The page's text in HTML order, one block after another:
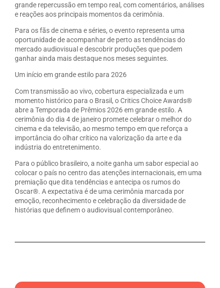
grande repercussão em tempo real, com comentários, análises
e reações aos principais momentos da cerimônia.
Para os fãs de cinema e séries, o evento representa uma
oportunidade de acompanhar de perto as tendências do
mercado audiovisual e descobrir produções que podem
ganhar ainda mais destaque nos meses seguintes.
Um início em grande estilo para 2026
Com transmissão ao vivo, cobertura especializada e um
momento histórico para o Brasil, o Critics Choice Awards®
abre a Temporada de Prêmios 2026 em grande estilo. A
cerimônia do dia 4 de janeiro promete celebrar o melhor do
cinema e da televisão, ao mesmo tempo em que reforça a
importância do olhar crítico na valorização da arte e da
indústria do entretenimento.
Para o público brasileiro, a noite ganha um sabor especial ao
colocar o país no centro das atenções internacionais, em uma
premiação que dita tendências e antecipa os rumos do
Oscar®. A expectativa é de uma cerimônia marcada por
emoção, reconhecimento e celebração da diversidade de
histórias que definem o audiovisual contemporâneo.